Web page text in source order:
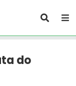
do